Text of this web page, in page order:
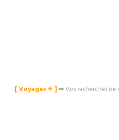
[ Voyages ✈︎ ]⇒Vos recherches de